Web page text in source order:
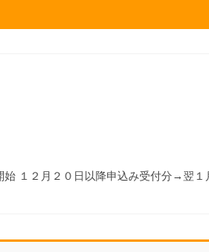
１２月２０日以降申込み受付分→翌１